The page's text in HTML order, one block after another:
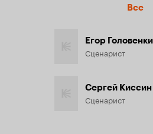
Все
Егор
Сценарист
Сергей Киссин
Сценарист